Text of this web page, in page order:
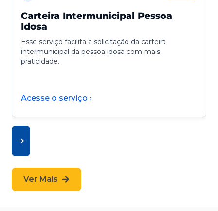
Carteira Intermunicipal Pessoa
Idosa
Esse serviço facilita a solicitação da carteira
intermunicipal da pessoa idosa com mais
praticidade.
Acesse o serviço ›
Ver Mais